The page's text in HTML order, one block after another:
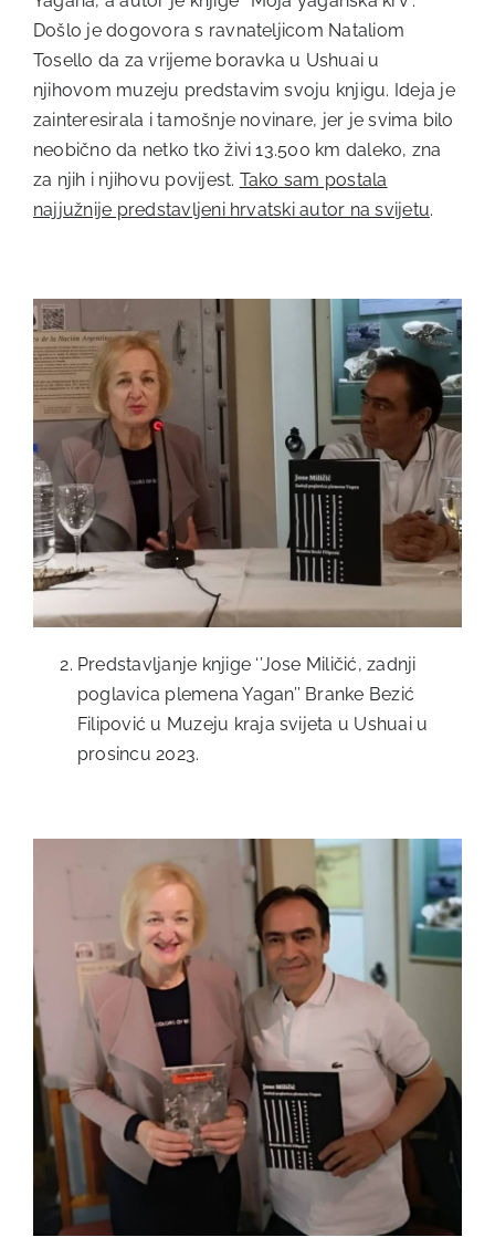
Došlo je dogovora s ravnateljicom Nataliom
Tosello da za vrijeme boravka u Ushuai u
njihovom muzeju predstavim svoju knjigu. Ideja je
zainteresirala i tamošnje novinare, jer je svima bilo
neobično da netko tko živi 13.500 km daleko, zna
za njih i njihovu povijest. Tako sam postala
najjužnije predstavljeni hrvatski autor na svijetu.
Predstavljanje knjige ‘’Jose Miličić, zadnji
poglavica plemena Yagan’’ Branke Bezić
Filipović u Muzeju kraja svijeta u Ushuai u
prosincu 2023.